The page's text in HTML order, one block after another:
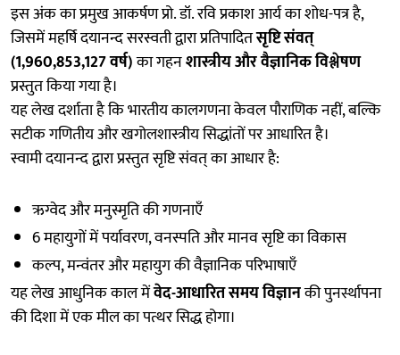
इस अंक का प्रमुख आकर्षण प्रो. डॉ. रवि प्रकाश आर्य का शोध-पत्र है,
जिसमें महर्षि दयानन्द सरस्वती द्वारा प्रतिपादितसृष्टि संवत्
(1,960,853,127 वर्ष)का गहनशास्त्रीय और वैज्ञानिक विश्लेषण
प्रस्तुत किया गया है।
यह लेख दर्शाता है कि भारतीय कालगणना केवल पौराणिक नहीं, बल्कि
सटीक गणितीय और खगोलशास्त्रीय सिद्धांतों पर आधारित है।
स्वामी दयानन्द द्वारा प्रस्तुत सृष्टि संवत् का आधार है:
ऋग्वेद और मनुस्मृति की गणनाएँ
6 महायुगों में पर्यावरण, वनस्पति और मानव सृष्टि का विकास
कल्प, मन्वंतर और महायुग की वैज्ञानिक परिभाषाएँ
यह लेख आधुनिक काल मेंवेद-आधारित समय विज्ञानकी पुनर्स्थापना
की दिशा में एक मील का पत्थर सिद्ध होगा।